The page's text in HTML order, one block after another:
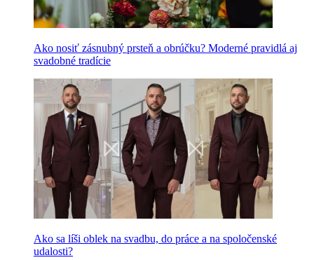
Ako nosiť zásnubný prsteň a obrúčku? Moderné pravidlá aj
svadobné tradície
Ako sa líši oblek na svadbu, do práce a na spoločenské
udalosti?